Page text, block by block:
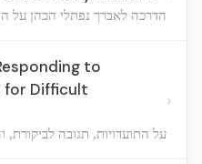
הדרכה לאברך נפתלי הכהן על
to
for Difficult
על התועדויות, תגובה
›